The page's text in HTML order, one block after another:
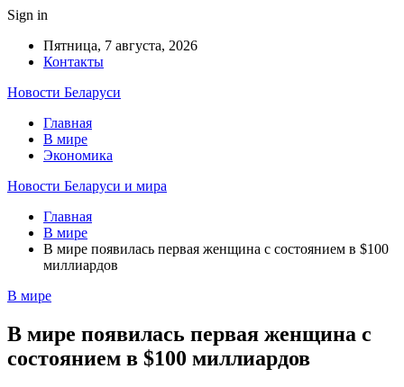
Sign in
Пятница, 7 августа, 2026
Контакты
Новости Беларуси
Главная
В мире
Экономика
Новости Беларуси и мира
Главная
В мире
В мире появилась первая женщина с состоянием в $100
миллиардов
В мире
В мире появилась первая женщина с
состоянием в $100 миллиардов